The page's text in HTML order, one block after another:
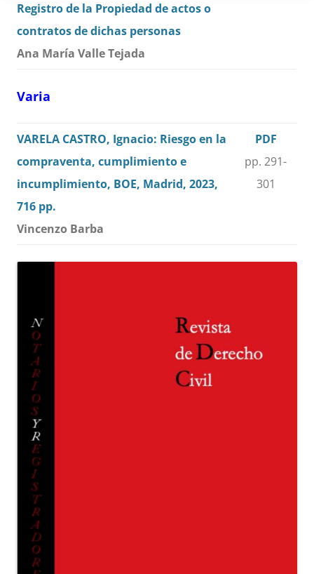
Registro de la Propiedad de actos o
contratos de dichas personas
Ana María Valle Tejada
Varia
VARELA CASTRO, Ignacio: Riesgo en la
compraventa, cumplimiento e
incumplimiento, BOE, Madrid, 2023,
716 pp.
Vincenzo Barba
PDF
pp. 291-
301